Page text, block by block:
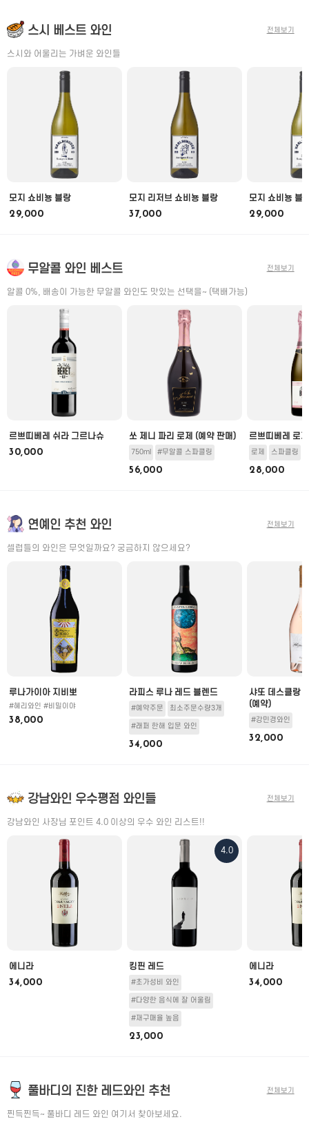
전체보기
스시 베스트 와인
스시와 어울리는 가벼운 와인들
모지 쇼비뇽 블랑
29,000
모지 리저브 쇼비뇽 블랑
37,000
모지 쇼비뇽 블
29,000
전체보기
무알콜 와인 베스트
알콜 0%, 배송이 가능한 무알콜 와인도 맛있는 선택을~ (택배가능)
르쁘띠베레 쉬라 그르나슈
30,000
쏘 제니 파리 로제 (예약 판매)
750ml #무알콜 스파클링
56,000
르쁘띠베레 로
로제 스파클링
28,000
전체보기
연예인 추천 와인
셀럽들의 와인은 무엇일까요? 궁금하지 않으세요?
루나가이아 지비뽀
#혜리와인 #비밀이야
38,000
라피스 루나 레드 블렌드
#예약주문 최소주문수량3개
#래퍼 한해 입문 와인
34,000
샤또 데스클랑
(예약)
#강민경와인
32,000
전체보기
강남와인 우수평점 와인들
강남와인 사장님 포인트 4.0 이상의 우수 와인 리스트!!
에니라
34,000
4.0
킹핀 레드
#초가성비 와인
#다양한 음식에 잘 어울림
#재구매율 높음
23,000
에니라
34,000
전체보기
풀바디의 진한 레드와인 추천
찐득찐득~ 풀바디 레드 와인 여기서 찾아보세요.